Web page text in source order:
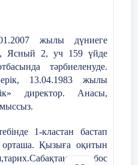
қанасыздар.
лаулататын,
жылы дүниеге
, Ясный 2, уч 159 үйде
тәрбиеленуде.
, 13.04.1983 жылы
директор. Анасы,
1-кластан бастап
орташа. Қызыға оқитын
бос